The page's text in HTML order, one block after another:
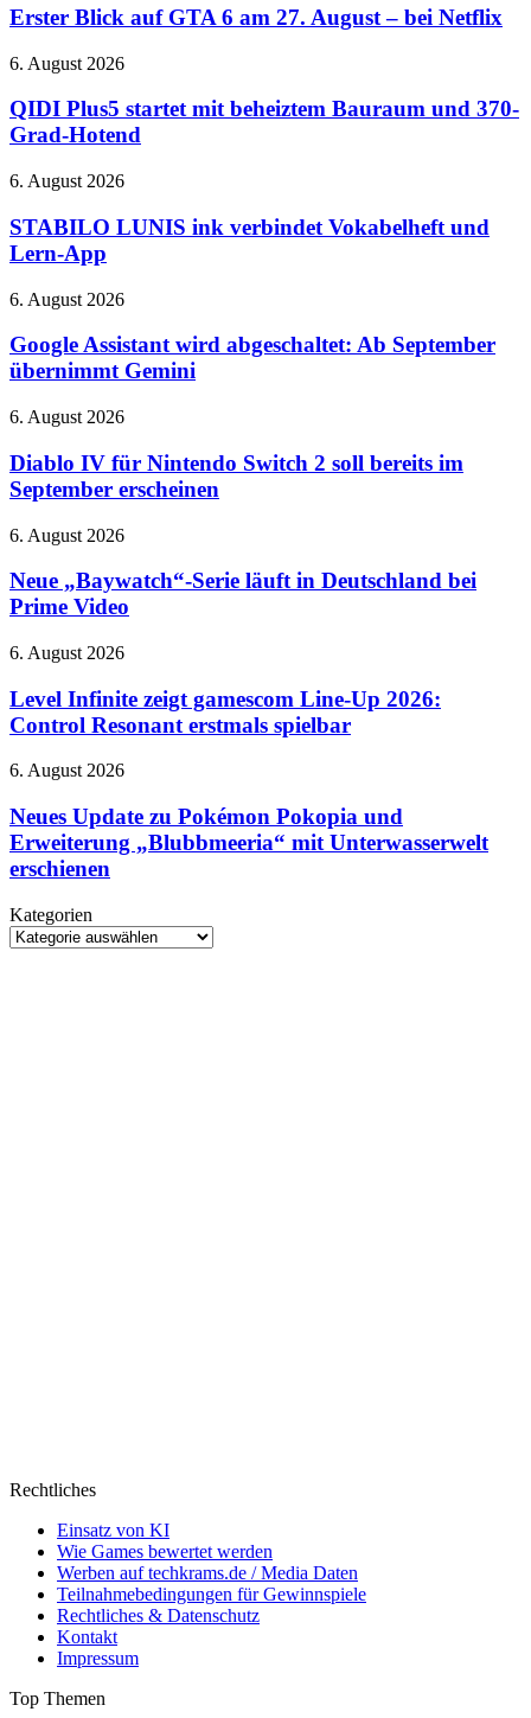
der
QuakeCon
verbessertes
auf
GTA
6
am
27.
August
–
Netflix
Erster Blick auf GTA 6 am 27. August – bei Netflix
QIDI
startet
mit
beheiztem
und
Grad-
Hotend
6. August 2026
QIDI Plus5 startet mit beheiztem Bauraum und 370-
Grad-Hotend
STABILO
ink
verbindet
Vokabelheft
Lern-
6. August 2026
STABILO LUNIS ink verbindet Vokabelheft und
Lern-App
Google
wird
abgeschaltet:
Ab
übernimmt
6. August 2026
Google Assistant wird abgeschaltet: Ab September
übernimmt Gemini
Diablo
für
Nintendo
Switch
soll
im
September
6. August 2026
Diablo IV für Nintendo Switch 2 soll bereits im
September erscheinen
Neue
Serie
läuft
in
bei
Video
6. August 2026
Neue „Baywatch“-Serie läuft in Deutschland bei
Prime Video
Level
zeigt
gamescom
Line-
2026:
Resonant
erstmals
spielbar
6. August 2026
Level Infinite zeigt gamescom Line-Up 2026:
Control Resonant erstmals spielbar
Neues
zu
Pokémon
Pokopia
und
„Blubbmeeria“
mit
6. August 2026
Neues Update zu Pokémon Pokopia und
Erweiterung „Blubbmeeria“ mit Unterwasserwelt
erschienen
Kategorien
Kategorien
Rechtliches
Einsatz von KI
Wie Games bewertet werden
Werben auf techkrams.de / Media Daten
Teilnahmebedingungen für Gewinnspiele
Rechtliches & Datenschutz
Kontakt
Impressum
Top Themen